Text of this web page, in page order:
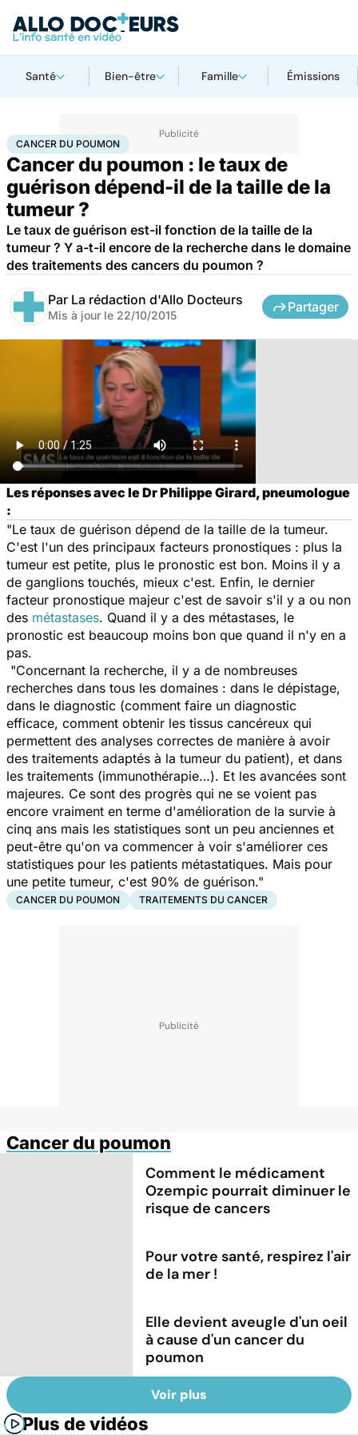
Santé Bien-être Famille Émissions
AccueilSanté MaladiesCancer Cancer du poumon
CANCER DU POUMON
Cancer du poumon : le taux de
guérison dépend-il de la taille de la
tumeur ?
Le taux de guérison est-il fonction de la taille de la
tumeur ? Y a-t-il encore de la recherche dans le domaine
des traitements des cancers du poumon ?
Par La rédaction d'Allo Docteurs
Mis à jour le 22/10/2015
Partager
Les réponses avec le Dr Philippe Girard, pneumologue
:
"Le taux de guérison dépend de la taille de la tumeur.
C'est l'un des principaux facteurs pronostiques : plus la
tumeur est petite, plus le pronostic est bon. Moins il y a
de ganglions touchés, mieux c'est. Enfin, le dernier
facteur pronostique majeur c'est de savoir s'il y a ou non
des métastases. Quand il y a des métastases, le
pronostic est beaucoup moins bon que quand il n'y en a
pas.
"Concernant la recherche, il y a de nombreuses
recherches dans tous les domaines : dans le dépistage,
dans le diagnostic (comment faire un diagnostic
efficace, comment obtenir les tissus cancéreux qui
permettent des analyses correctes de manière à avoir
des traitements adaptés à la tumeur du patient), et dans
les traitements (immunothérapie…). Et les avancées sont
majeures. Ce sont des progrès qui ne se voient pas
encore vraiment en terme d'amélioration de la survie à
cinq ans mais les statistiques sont un peu anciennes et
peut-être qu'on va commencer à voir s'améliorer ces
statistiques pour les patients métastatiques. Mais pour
une petite tumeur, c'est 90% de guérison."
CANCER DU POUMON TRAITEMENTS DU CANCER
Cancer du poumon
Comment le médicament
Ozempic pourrait diminuer le
risque de cancers
Pour votre santé, respirez l'air
de la mer !
Elle devient aveugle d'un oeil
à cause d'un cancer du
poumon
Voir plus
Plus de vidéos